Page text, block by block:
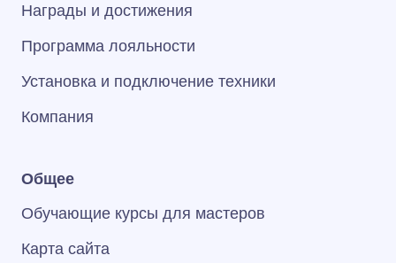
Награды и достижения
Программа лояльности
Установка и подключение техники
Компания
Общее
Обучающие курсы для мастеров
Карта сайта